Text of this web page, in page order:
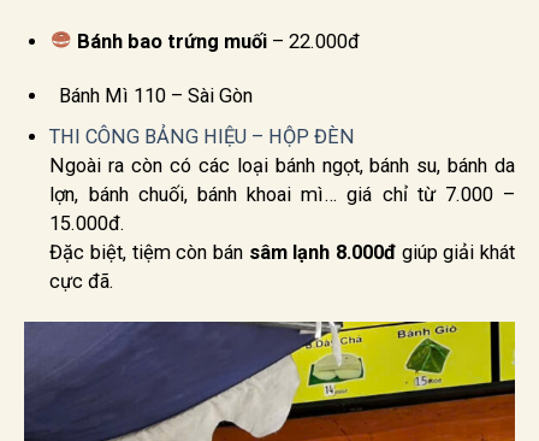
Bánh bao trứng muối – 22.000đ
Bánh Mì 110 – Sài Gòn
THI CÔNG BẢNG HIỆU – HỘP ĐÈN
Ngoài ra còn có các loại bánh ngọt, bánh su, bánh da
lợn, bánh chuối, bánh khoai mì… giá chỉ từ 7.000 –
15.000đ.
Đặc biệt, tiệm còn bán sâm lạnh 8.000đ giúp giải khát
cực đã.